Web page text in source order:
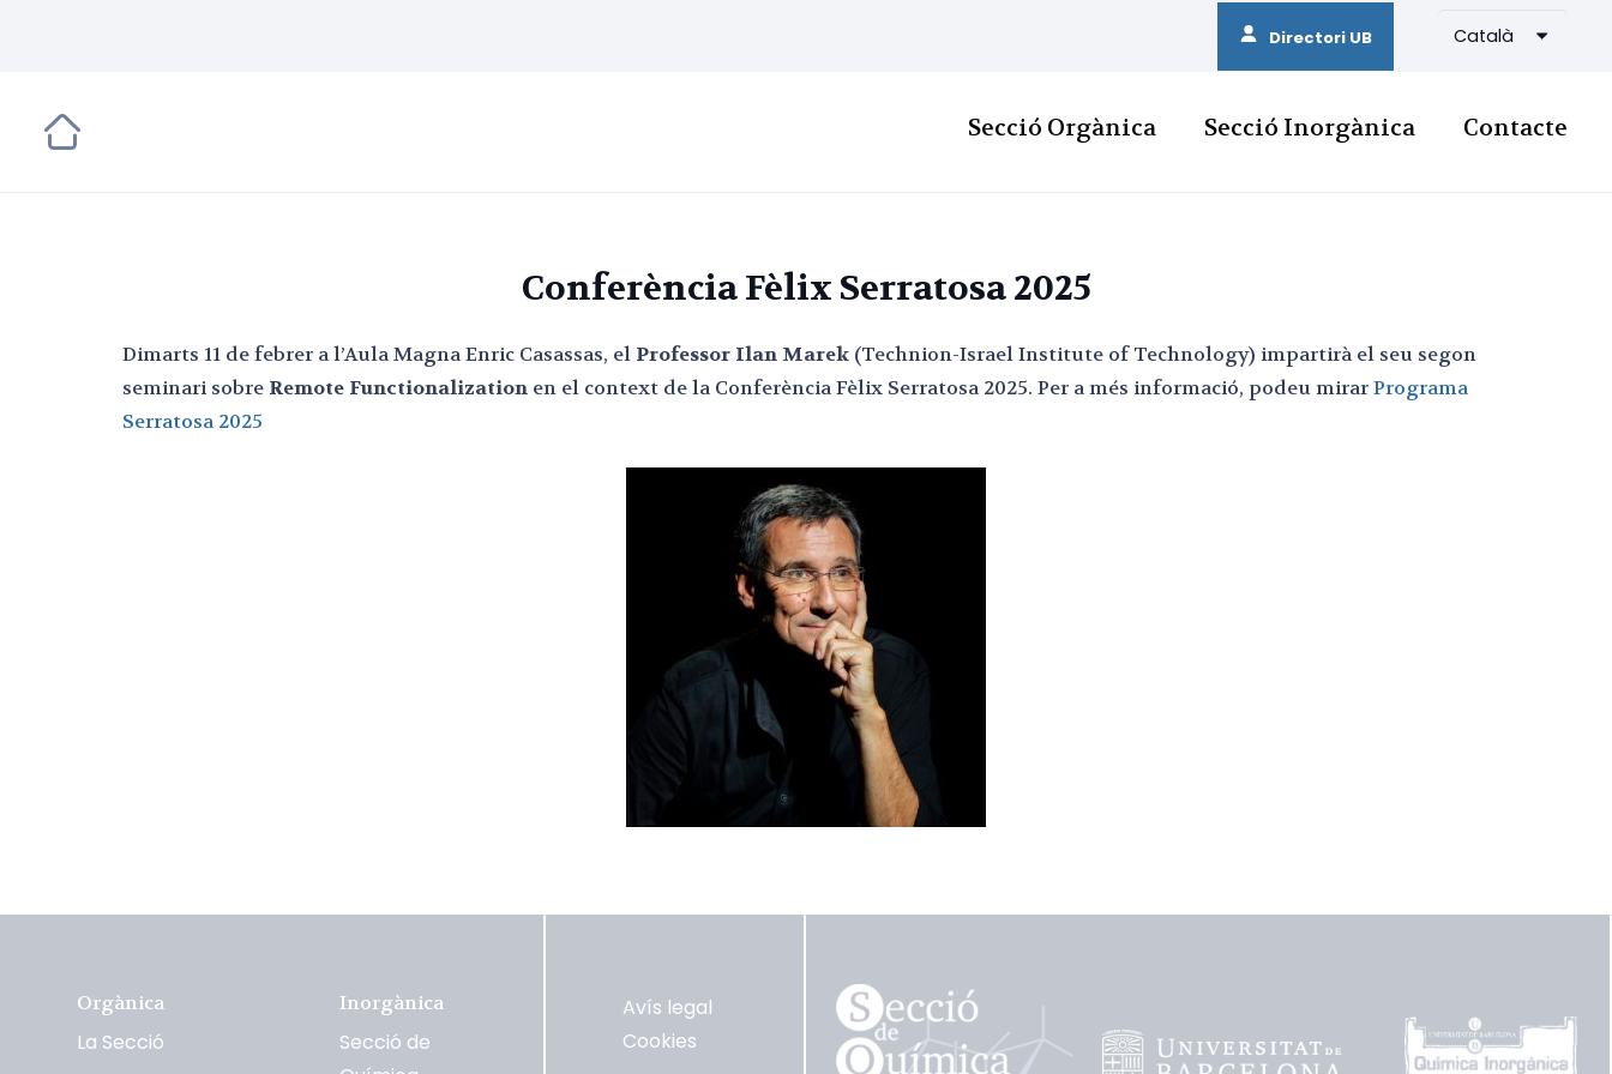
Directori UB Català
Secció Orgànica Secció Inorgànica Contacte
Conferència Fèlix Serratosa 2025
Dimarts 11 de febrer a l’Aula Magna Enric Casassas, el Professor Ilan Marek (Technion-Israel Institute of Technology) impartirà el seu segon
seminari sobre Remote Functionalization en el context de la Conferència Fèlix Serratosa 2025. Per a més informació, podeu mirarPrograma
Serratosa 2025
Orgànica
La Secció
Inorgànica
Secció de
Avís legal
Cookies